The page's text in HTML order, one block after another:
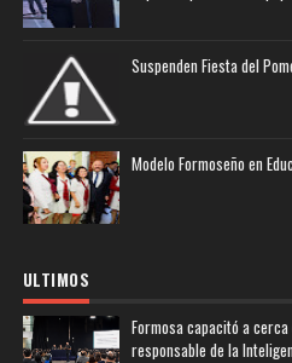
Suspenden Fiesta del
Modelo Formoseño en
ULTIMOS
Formosa capacitó a
responsable de la